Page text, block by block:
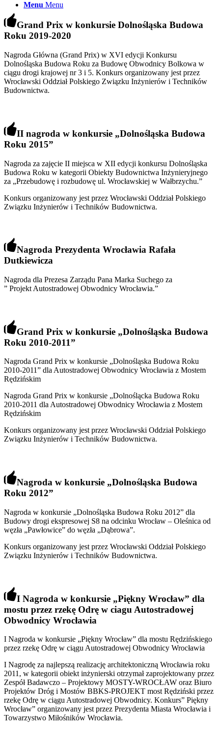
Menu Menu
Grand Prix w konkursie Dolnośląska Budowa
Roku 2019-2020
Nagroda Główna (Grand Prix) w XVI edycji Konkursu
Dolnośląska Budowa Roku za Budowę Obwodnicy Bolkowa w
ciągu drogi krajowej nr 3 i 5. Konkurs organizowany jest przez
Wrocławski Oddział Polskiego Związku Inżynierów i Techników
Budownictwa.
II nagroda w konkursie „Dolnośląska Budowa
Roku 2015”
Nagroda za zajęcie II miejsca w XII edycji konkursu Dolnośląska
Budowa Roku w kategorii Obiekty Budownictwa Inżynieryjnego
za „Przebudowę i rozbudowę ul. Wrocławskiej w Wałbrzychu.”
Konkurs organizowany jest przez Wrocławski Oddział Polskiego
Związku Inżynierów i Techników Budownictwa.
Nagroda Prezydenta Wrocławia Rafała
Dutkiewicza
Nagroda dla Prezesa Zarządu Pana Marka Suchego za
” Projekt Autostradowej Obwodnicy Wrocławia.”
Grand Prix w konkursie „Dolnośląska Budowa
Roku 2010-2011”
Nagroda Grand Prix w konkursie „Dolnośląska Budowa Roku
2010-2011” dla Autostradowej Obwodnicy Wrocławia z Mostem
Rędzińskim
Nagroda Grand Prix w konkursie „Dolnoślącka Budowa Roku
2010-2011 dla Autostradowej Obwodnicy Wrocławia z Mostem
Rędzińskim
Konkurs organizowany jest przez Wrocławski Oddział Polskiego
Związku Inżynierów i Techników Budownictwa.
Nagroda w konkursie „Dolnośląska Budowa
Roku 2012”
Nagroda w konkursie „Dolnośląska Budowa Roku 2012” dla
Budowy drogi ekspresowej S8 na odcinku Wrocław – Oleśnica od
węzła „Pawłowice” do węzła „Dąbrowa”.
Konkurs organizowany jest przez Wrocławski Oddział Polskiego
Związku Inżynierów i Techników Budownictwa.
I Nagroda w konkursie „Piękny Wrocław” dla
mostu przez rzekę Odrę w ciagu Autostradowej
Obwodnicy Wrocławia
I Nagroda w konkursie „Piękny Wrocław” dla mostu Rędzińskiego
przez rzekę Odrę w ciągu Autostradowej Obwodnicy Wrocławia
I Nagrodę za najlepszą realizację architektoniczną Wrocławia roku
2011, w kategorii obiekt inżynierski otrzymał zaprojektowany przez
Zespół Badawczo – Projektowy MOSTY-WROCŁAW oraz Biuro
Projektów Dróg i Mostów BBKS-PROJEKT most Rędziński przez
rzekę Odrę w ciągu Autostradowej Obwodnicy. Konkurs” Piękny
Wrocław” organizowany jest przez Prezydenta Miasta Wrocławia i
Towarzystwo Miłośników Wrocławia.